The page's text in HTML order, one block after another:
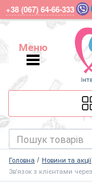
+38 (067) 64-66-333
Меню
Меню
Головна
Новини та акції
Зв'язок з клієнтами